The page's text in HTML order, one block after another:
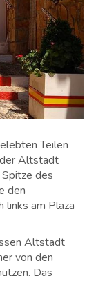
Teilen
Altstadt
des
den
links am Plaza
Altstadt
von den
Das